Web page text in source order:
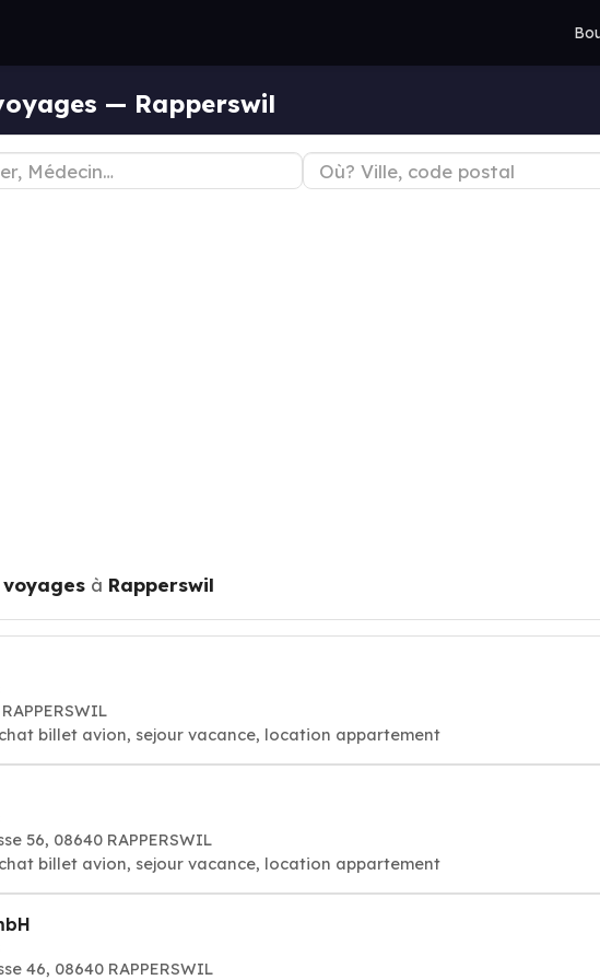
— Rapperswil
à Rapperswil
billet avion, sejour vacance, location appartement
56, 08640 RAPPERSWIL
billet avion, sejour vacance, location appartement
46, 08640 RAPPERSWIL